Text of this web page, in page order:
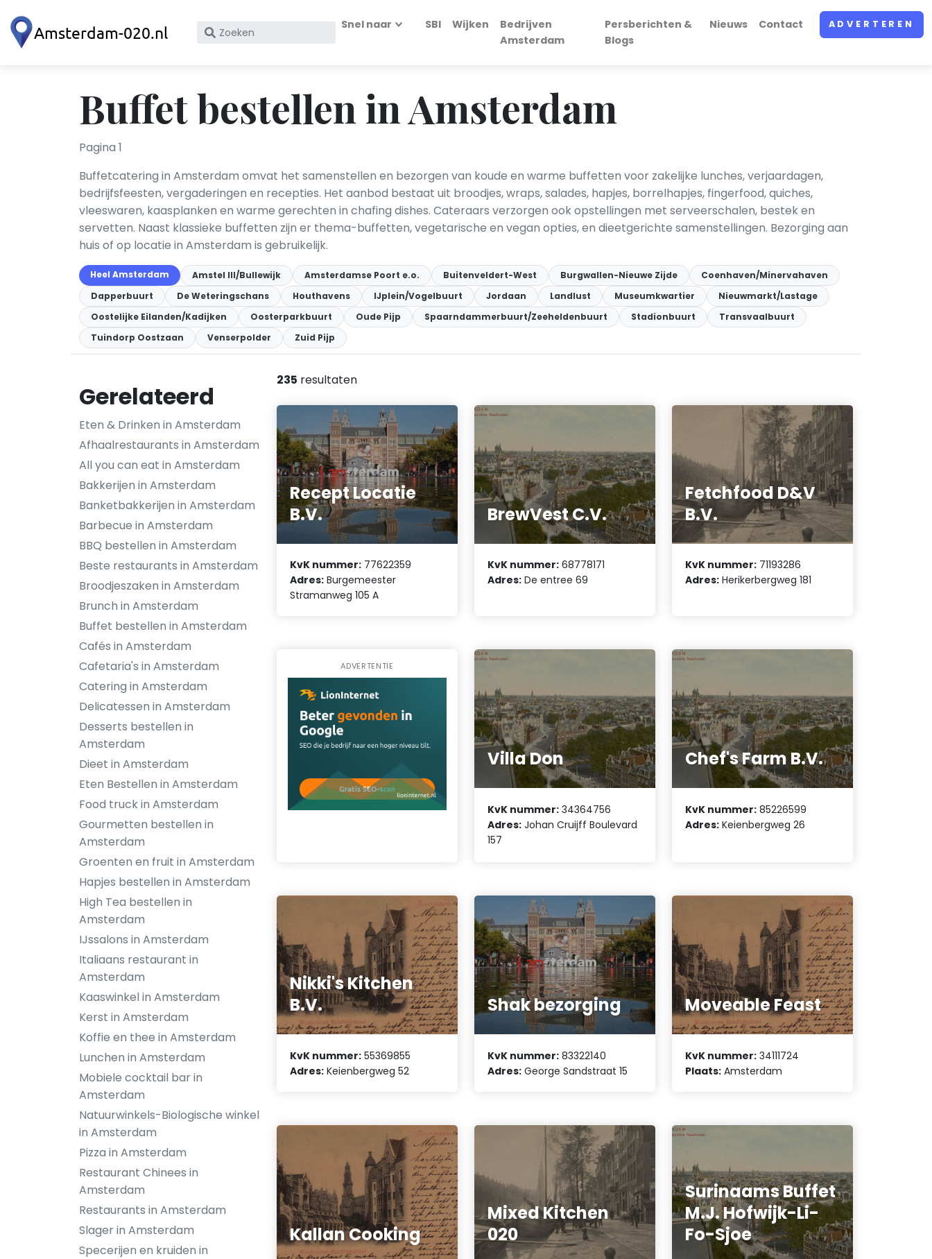
Zoek
KvK
nummer
Snel naar SBI Wijken
Bedrijven
Amsterdam
Persberichten &
Blogs
Nieuws Contact ADVERTEREN
Buffet bestellen in Amsterdam
Pagina 1
Buffetcatering in Amsterdam omvat het samenstellen en bezorgen van koude en warme buffetten voor zakelijke lunches, verjaardagen,
bedrijfsfeesten, vergaderingen en recepties. Het aanbod bestaat uit broodjes, wraps, salades, hapjes, borrelhapjes, fingerfood, quiches,
vleeswaren, kaasplanken en warme gerechten in chafing dishes. Cateraars verzorgen ook opstellingen met serveerschalen, bestek en
servetten. Naast klassieke buffetten zijn er thema-buffetten, vegetarische en vegan opties, en dieetgerichte samenstellingen. Bezorging aan
huis of op locatie in Amsterdam is gebruikelijk.
Heel Amsterdam Amstel III/Bullewijk Amsterdamse Poort e.o. Buitenveldert-West Burgwallen-Nieuwe Zijde
Coenhaven/Minervahaven
Dapperbuurt
De Weteringschans Houthavens IJplein/Vogelbuurt Jordaan Landlust Museumkwartier
Nieuwmarkt/Lastage
Oostelijke Eilanden/Kadijken
Oosterparkbuurt Oude Pijp Spaarndammerbuurt/Zeeheldenbuurt Stadionbuurt
Transvaalbuurt
Tuindorp Oostzaan
Venserpolder Zuid Pijp
Gerelateerd
Eten & Drinken in Amsterdam
Afhaalrestaurants in Amsterdam
All you can eat in Amsterdam
Bakkerijen in Amsterdam
Banketbakkerijen in Amsterdam
Barbecue in Amsterdam
BBQ bestellen in Amsterdam
Beste restaurants in Amsterdam
Broodjeszaken in Amsterdam
Brunch in Amsterdam
Buffet bestellen in Amsterdam
Cafés in Amsterdam
Cafetaria's in Amsterdam
Catering in Amsterdam
Delicatessen in Amsterdam
Desserts bestellen in
Amsterdam
Dieet in Amsterdam
Eten Bestellen in Amsterdam
Food truck in Amsterdam
Gourmetten bestellen in
Amsterdam
Groenten en fruit in Amsterdam
Hapjes bestellen in Amsterdam
High Tea bestellen in
Amsterdam
IJssalons in Amsterdam
Italiaans restaurant in
Amsterdam
Kaaswinkel in Amsterdam
Kerst in Amsterdam
Koffie en thee in Amsterdam
Lunchen in Amsterdam
Mobiele cocktail bar in
Amsterdam
Natuurwinkels-Biologische winkel
in Amsterdam
Pizza in Amsterdam
Restaurant Chinees in
Amsterdam
Restaurants in Amsterdam
Slager in Amsterdam
Specerijen en kruiden in
235 resultaten
Recept Locatie
B.V.
KvK nummer: 77622359
Adres: Burgemeester
Stramanweg 105 A
BrewVest C.V.
KvK nummer: 68778171
Adres: De entree 69
Fetchfood D&V
B.V.
KvK nummer: 71193286
Adres: Herikerbergweg 181
ADVERTENTIE
Villa Don
KvK nummer: 34364756
Adres: Johan Cruijff Boulevard
157
Chef's Farm B.V.
KvK nummer: 85226599
Adres: Keienbergweg 26
Nikki's Kitchen
B.V.
KvK nummer: 55369855
Adres: Keienbergweg 52
Shak bezorging
KvK nummer: 83322140
Adres: George Sandstraat 15
Moveable Feast
KvK nummer: 34111724
Plaats: Amsterdam
Kallan Cooking
Mixed Kitchen
020
Surinaams Buffet
M.J. Hofwijk-Li-
Fo-Sjoe